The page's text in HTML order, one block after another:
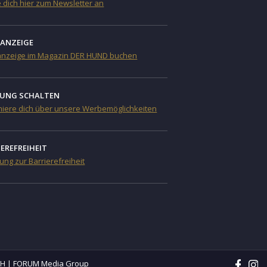
dich hier zum Newsletter an
im Magazin DER HUND buchen
SCHALTEN
dich über unsere Werbemöglichkeiten
zur Barrierefreiheit
| FORUM Media Group